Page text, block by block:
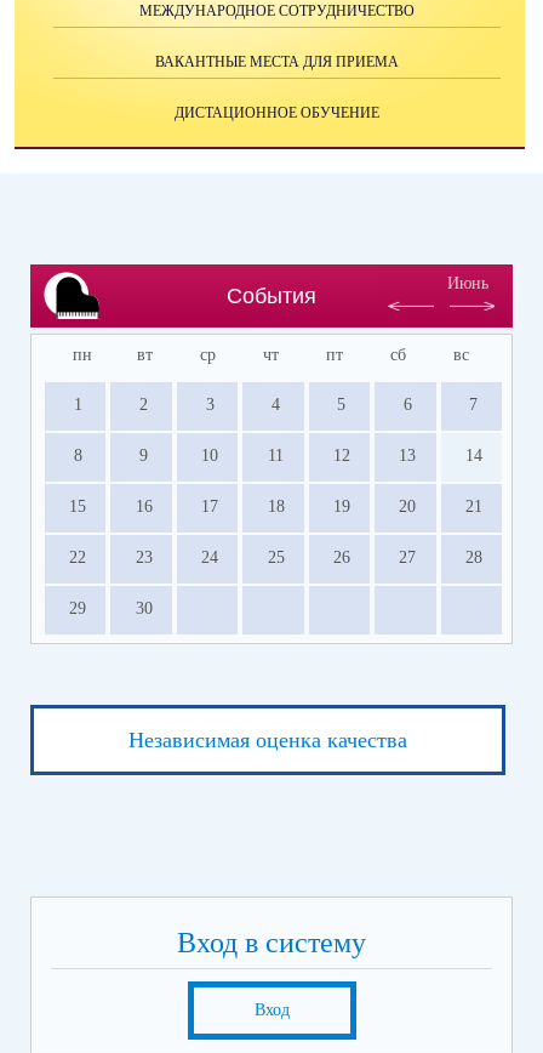
МЕЖДУНАРОДНОЕ СОТРУДНИЧЕСТВО
ВАКАНТНЫЕ МЕСТА ДЛЯ ПРИЕМА
ДИСТАЦИОННОЕ ОБУЧЕНИЕ
События
Июнь
пн вт ср чт пт сб вс
1 2 3 4 5 6 7
8 9 10 11 12 13 14
15 16 17 18 19 20 21
22 23 24 25 26 27 28
29 30
Независимая оценка качества
Вход в систему
Вход